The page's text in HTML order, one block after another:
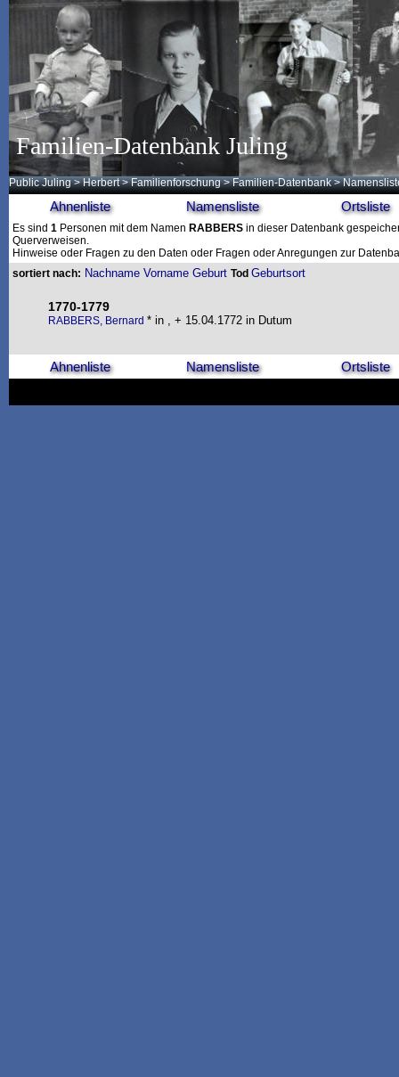
Familien-Datenbank Juling
Public Juling >Herbert >Familienforschung >Familien-Datenbank >
Ahnenliste Namensliste Ortsliste
Es sind 1 Personen mit dem Namen RABBERS in dieser Datenbank
Querverweisen.
Hinweise oder Fragen zu den Daten oder Fragen oder Anregungen zur
sortiert nach: Nachname Vorname Geburt Tod Geburtsort
1770-1779
RABBERS, Bernard * in , + 15.04.1772 in Dutum
Ahnenliste Namensliste Ortsliste